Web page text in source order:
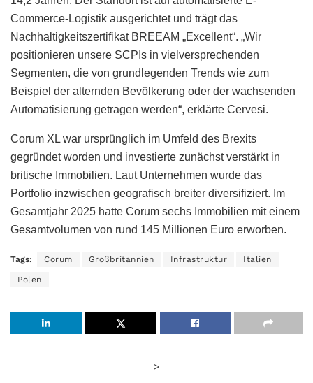
Commerce-Logistik ausgerichtet und trägt das
Nachhaltigkeitszertifikat BREEAM „Excellent“. „Wir
positionieren unsere SCPIs in vielversprechenden
Segmenten, die von grundlegenden Trends wie zum
Beispiel der alternden Bevölkerung oder der wachsenden
Automatisierung getragen werden“, erklärte Cervesi.
Corum XL war ursprünglich im Umfeld des Brexits
gegründet worden und investierte zunächst verstärkt in
britische Immobilien. Laut Unternehmen wurde das
Portfolio inzwischen geografisch breiter diversifiziert. Im
Gesamtjahr 2025 hatte Corum sechs Immobilien mit einem
Gesamtvolumen von rund 145 Millionen Euro erworben.
Tags: Corum Großbritannien Infrastruktur Italien
Polen
>